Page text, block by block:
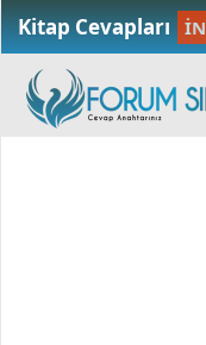
Kitap Cevapları